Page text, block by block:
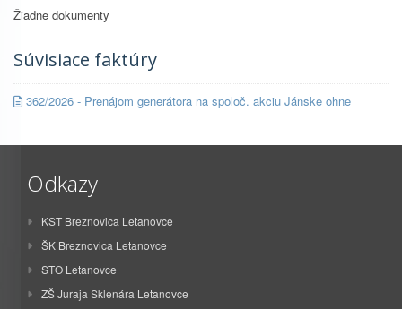
Žiadne dokumenty
Súvisiace faktúry
362/2026 - Prenájom generátora na spoloč. akciu Jánske ohne
Odkazy
KST Breznovica Letanovce
ŠK Breznovica Letanovce
STO Letanovce
ZŠ Juraja Sklenára Letanovce